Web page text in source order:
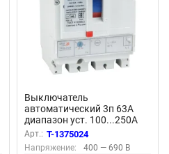
Выключатель
автоматический 3п 63А
диапазон уст. 100...250А
40кА OptiMat D250N-
TM063-УХЛ3 КЭАЗ 291428
Арт.: T-1375024
Напряжение:
400 — 690 В